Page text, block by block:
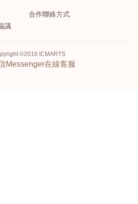
議
合作聯絡方式
©2018 ICMARTS
Messenger在線客服